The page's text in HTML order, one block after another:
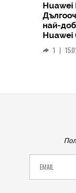
Huawei
най-
1 |